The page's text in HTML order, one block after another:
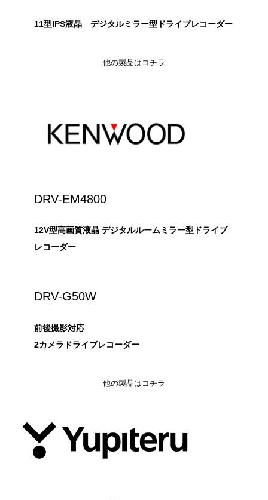
11型IPS液晶 デジタルミラー型ドライブレコーダー
他の製品はコチラ
DRV-EM4800
12V型高画質液晶 デジタルルームミラー型ドライブ
レコーダー
DRV-G50W
前後撮影対応
2カメラドライブレコーダー
他の製品はコチラ